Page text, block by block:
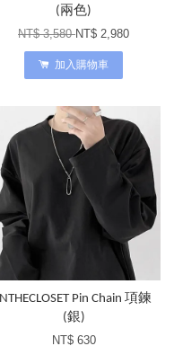
(兩色)
NT$ 3,580NT$ 2,980
加入購物車
INTHECLOSET Pin Chain 項鍊
(銀)
NT$ 630